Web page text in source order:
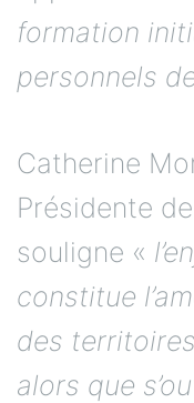
formation
personnels
Catherine
Présidente
souligne «
constitue
des
alors que